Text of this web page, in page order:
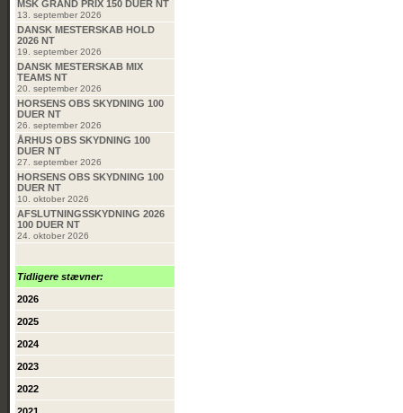
MSK GRAND PRIX 150 DUER NT
13. september 2026
DANSK MESTERSKAB HOLD
2026 NT
19. september 2026
DANSK MESTERSKAB MIX
TEAMS NT
20. september 2026
HORSENS OBS SKYDNING 100
DUER NT
26. september 2026
ÅRHUS OBS SKYDNING 100
DUER NT
27. september 2026
HORSENS OBS SKYDNING 100
DUER NT
10. oktober 2026
AFSLUTNINGSSKYDNING 2026
100 DUER NT
24. oktober 2026
Tidligere stævner:
2026
2025
2024
2023
2022